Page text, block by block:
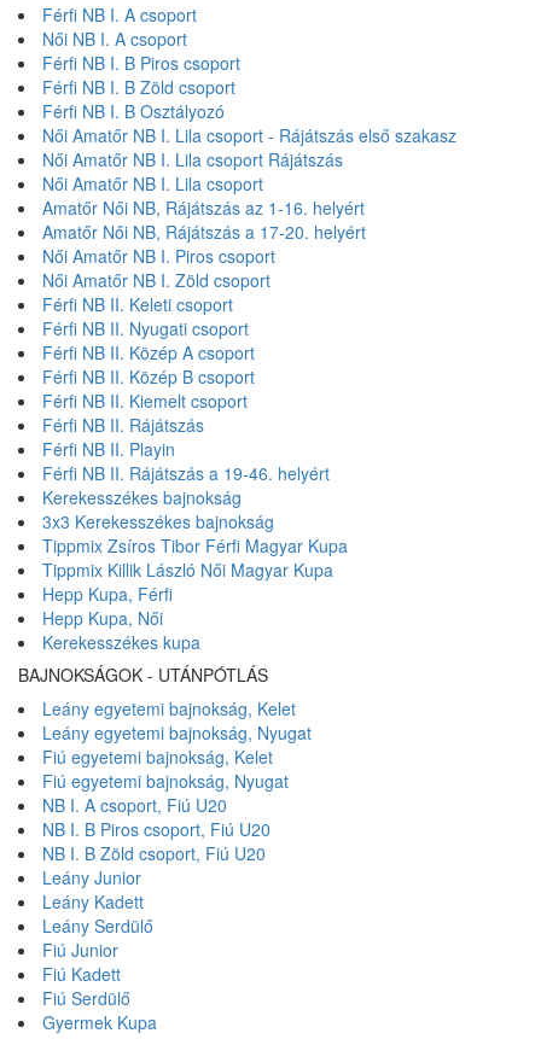
Férfi NB I. A csoport
Női NB I. A csoport
Férfi NB I. B Piros csoport
Férfi NB I. B Zöld csoport
Férfi NB I. B Osztályozó
Női Amatőr NB I. Lila csoport - Rájátszás első szakasz
Női Amatőr NB I. Lila csoport Rájátszás
Női Amatőr NB I. Lila csoport
Amatőr Női NB, Rájátszás az 1-16. helyért
Amatőr Női NB, Rájátszás a 17-20. helyért
Női Amatőr NB I. Piros csoport
Női Amatőr NB I. Zöld csoport
Férfi NB II. Keleti csoport
Férfi NB II. Nyugati csoport
Férfi NB II. Közép A csoport
Férfi NB II. Közép B csoport
Férfi NB II. Kiemelt csoport
Férfi NB II. Rájátszás
Férfi NB II. Playin
Férfi NB II. Rájátszás a 19-46. helyért
Kerekesszékes bajnokság
3x3 Kerekesszékes bajnokság
Tippmix Zsíros Tibor Férfi Magyar Kupa
Tippmix Killik László Női Magyar Kupa
Hepp Kupa, Férfi
Hepp Kupa, Női
Kerekesszékes kupa
BAJNOKSÁGOK - UTÁNPÓTLÁS
Leány egyetemi bajnokság, Kelet
Leány egyetemi bajnokság, Nyugat
Fiú egyetemi bajnokság, Kelet
Fiú egyetemi bajnokság, Nyugat
NB I. A csoport, Fiú U20
NB I. B Piros csoport, Fiú U20
NB I. B Zöld csoport, Fiú U20
Leány Junior
Leány Kadett
Leány Serdülő
Fiú Junior
Fiú Kadett
Fiú Serdülő
Gyermek Kupa